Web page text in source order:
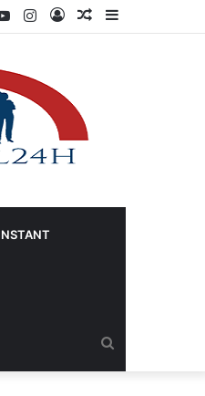
Sidebar
Article
Connexion
Instagram
YouTube